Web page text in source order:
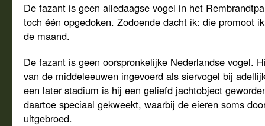
De fazant is geen alledaagse vogel in het
toch één opgedoken. Zodoende dacht ik: die promoot
de maand.
De fazant is geen oorspronkelijke Nederlandse vogel.
van de middeleeuwen ingevoerd als siervogel bij
een later stadium is hij een geliefd jachtobject
daartoe speciaal gekweekt, waarbij de eieren soms
uitgebroed.